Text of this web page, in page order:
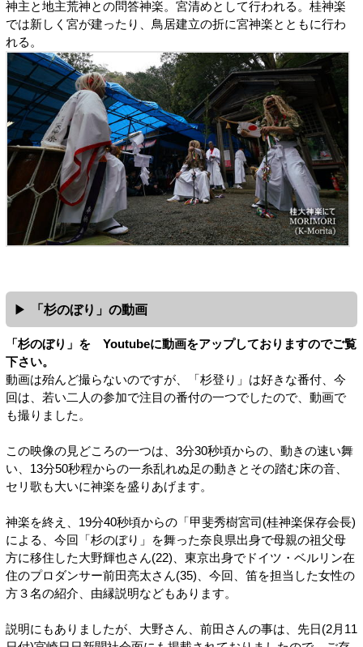
神主と地主荒神との問答神楽。宮清めとして行われる。桂神楽
では新しく宮が建ったり、鳥居建立の折に宮神楽とともに行わ
れる。
「杉のぼり」の動画
「杉のぼり」を Youtubeに動画をアップしておりますのでご覧
下さい。
動画は殆んど撮らないのですが、「杉登り」は好きな番付、今
回は、若い二人の参加で注目の番付の一つでしたので、動画で
も撮りました。
この映像の見どころの一つは、3分30秒頃からの、動きの速い舞
い、13分50秒程からの一糸乱れぬ足の動きとその踏む床の音、
セリ歌も大いに神楽を盛りあげます。
神楽を終え、19分40秒頃からの「甲斐秀樹宮司(桂神楽保存会長)
による、今回「杉のぼり」を舞った奈良県出身で母親の祖父母
方に移住した大野輝也さん(22)、東京出身でドイツ・ベルリン在
住のプロダンサー前田亮太さん(35)、今回、笛を担当した女性の
方３名の紹介、由縁説明などもあります。
説明にもありましたが、大野さん、前田さんの事は、先日(2月11